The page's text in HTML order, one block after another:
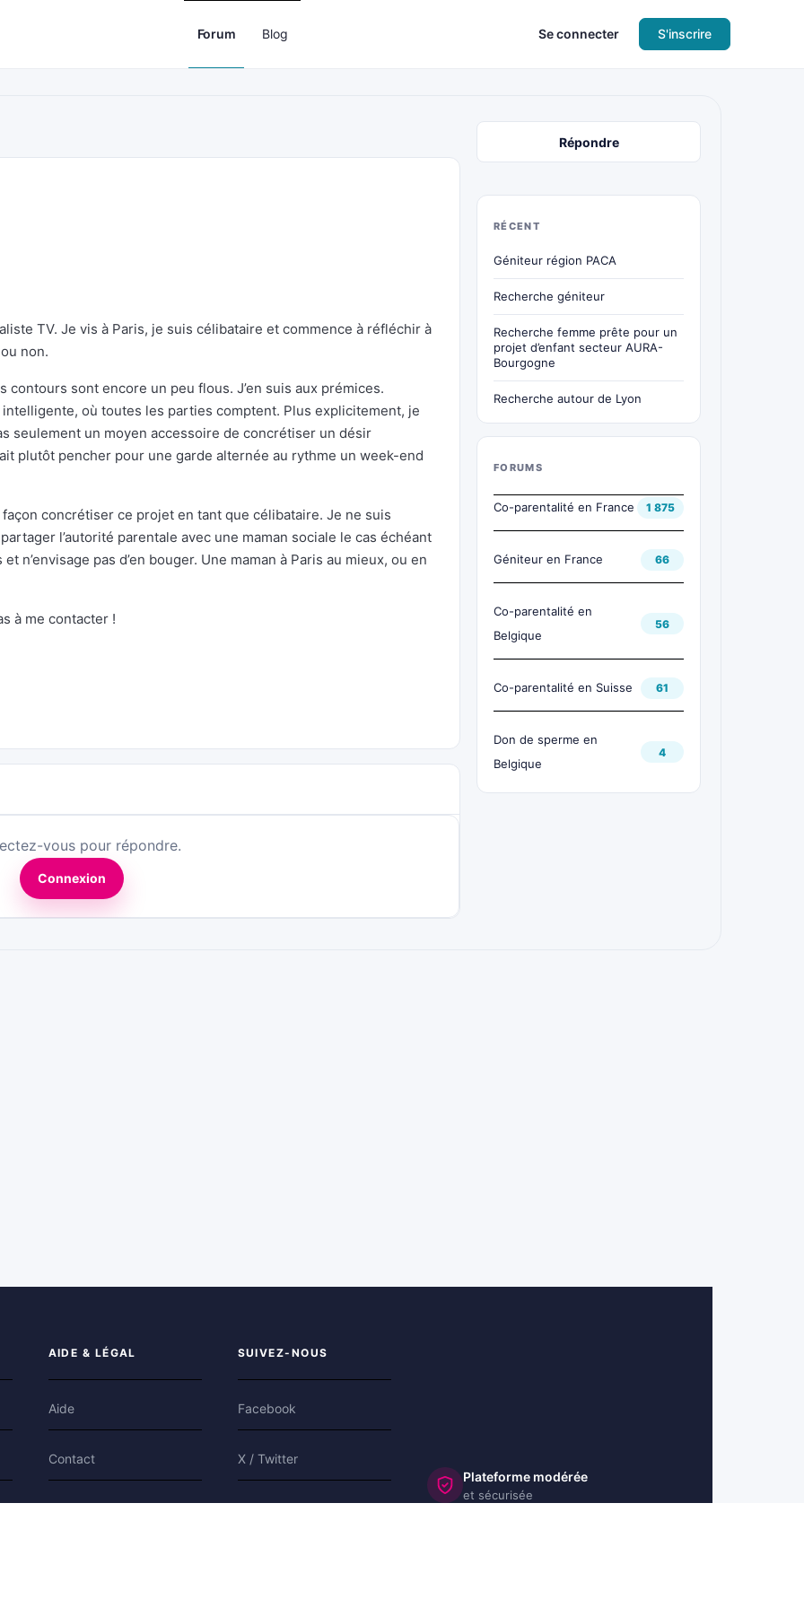
Forum Blog Se connecter S'inscrire
TV. Je vis à Paris, je suis célibataire et commence à réfléchir à
non.
sont encore un peu flous. J’en suis aux prémices.
où toutes les parties comptent. Plus explicitement, je
seulement un moyen accessoire de concrétiser un désir
plutôt pencher pour une garde alternée au rythme un week-end
concrétiser ce projet en tant que célibataire. Je ne suis
l’autorité parentale avec une maman sociale le cas échéant
n’envisage pas d’en bouger. Une maman à Paris au mieux, ou en
à me contacter !
vous pour répondre.
Connexion
Répondre
RÉCENT
Géniteur région PACA
Recherche géniteur
Recherche femme prête pour un
projet d’enfant secteur AURA-
Bourgogne
Recherche autour de Lyon
FORUMS
Co-parentalité en France 1 875
Géniteur en France 66
Co-parentalité en
Belgique
56
Co-parentalité en Suisse 61
Don de sperme en
Belgique
4
AIDE & LÉGAL
Aide
Contact
SUIVEZ-NOUS
Facebook
X / Twitter
Plateforme modérée
et sécurisée